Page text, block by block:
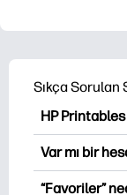
Sıkça Sorulan
HP
HP
2,500'den
sunar.
Var mı bir
Hesabı
“Favoriler”